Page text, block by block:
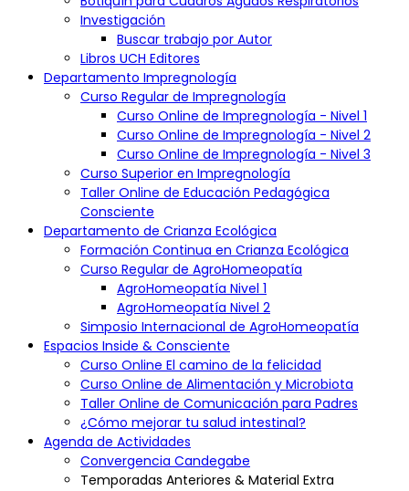
preferencias de cookies a través de la configuración de tu
navegador.
Seguridad de la Información:
Se implementan medidas de seguridad para proteger la
información del usuario. Sin embargo, la transmisión de datos a
través de Internet no puede garantizarse como totalmente
Divulgación de Información:
La Universidad Candegabe no divulgará información personal a
terceros sin el consentimiento expreso del usuario, excepto
cuando sea requerido por la ley.
Cambios en la Política de Privacidad:
La Universidad Candegabe se reserva el derecho de modificar
esta política en cualquier momento. Los cambios se notificarán a
los usuarios a través del sitio web.
Contacto:
Para preguntas o inquietudes relacionadas con la privacidad,
puedes ponerte en contacto con nosotros a través de
info@universidadcandegabe.org.
Información Adicional:
Naturaleza No Oficial:
La Universidad Candegabe, a pesar de proporcionar cursos y
certificados de formación, no está registrada como una
institución educativa ante el Ministerio de Educación o entidad
gubernamental equivalente. Todos los certificados de cursada
emitidos por la Universidad Candegabe son de naturaleza
privada y no constituyen un reconocimiento oficial por parte de
Investigación
Buscar trabajo por Autor
Libros UCH Editores
Departamento Impregnología
Curso Regular de Impregnología
Curso Online de Impregnología - Nivel 1
Curso Online de Impregnología - Nivel 2
Curso Online de Impregnología - Nivel 3
Curso Superior en Impregnología
Taller Online de Educación Pedagógica
Consciente
Departamento de Crianza Ecológica
Formación Continua en Crianza Ecológica
Curso Regular de AgroHomeopatía
AgroHomeopatía Nivel 1
AgroHomeopatía Nivel 2
Simposio Internacional de AgroHomeopatía
Espacios Inside & Consciente
Curso Online El camino de la felicidad
Curso Online de Alimentación y Microbiota
Taller Online de Comunicación para Padres
¿Cómo mejorar tu salud intestinal?
Agenda de Actividades
Convergencia Candegabe
Temporadas Anteriores & Material Extra